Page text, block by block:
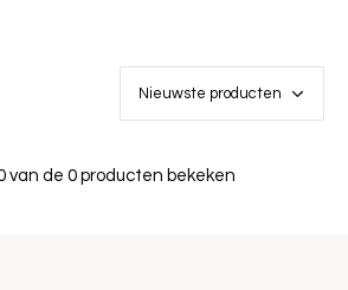
van de 0 producten bekeken